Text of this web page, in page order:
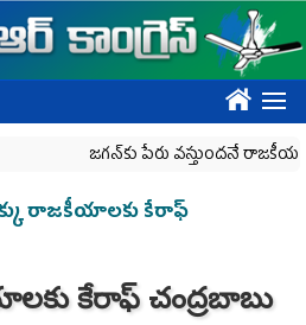
????
జగన్‌కు పేరు వస్తుందనే రాజకీయ కక్షతో
రాజకీయాలకు కేరాఫ్
కేరాఫ్ చంద్రబాబు